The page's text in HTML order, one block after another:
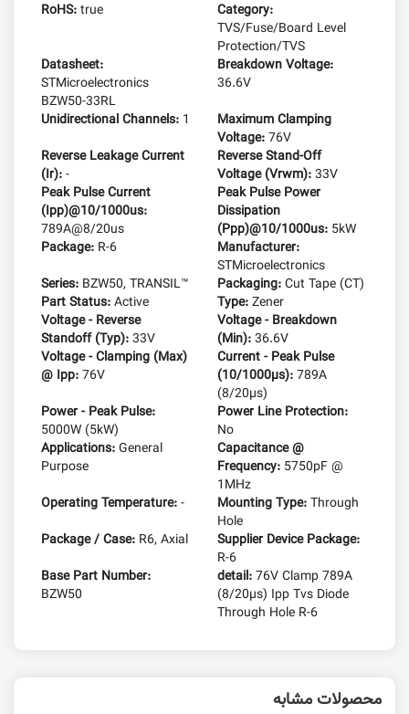
RoHS:true
Category:
TVS/Fuse/Board Level
Protection/TVS
Datasheet:
STMicroelectronics
BZW50-33RL
Breakdown Voltage:
36.6V
Unidirectional Channels: 1
Maximum Clamping
Voltage:76V
Reverse Leakage Current
(Ir):-
Reverse Stand-Off
Voltage (Vrwm):33V
Peak Pulse Current
(Ipp)@10/1000us:
789A@8/20us
Peak Pulse Power
Dissipation
(Ppp)@10/1000us: 5kW
Package: R-6
Manufacturer:
STMicroelectronics
Series: BZW50, TRANSIL™ Packaging:Cut Tape (CT)
Part Status:Active Type:Zener
Voltage - Reverse
Standoff (Typ):33V
Voltage - Breakdown
(Min):36.6V
Voltage - Clamping (Max)
@ Ipp:76V
Current - Peak Pulse
(10/1000µs):789A
(8/20µs)
Power - Peak Pulse:
5000W (5kW)
Power Line Protection:
No
Applications:General
Purpose
Capacitance @
Frequency: 5750pF @
1MHz
Operating Temperature:- Mounting Type:Through
Hole
Package / Case: R6, Axial
Supplier Device Package:
R-6
Base Part Number:
BZW50
detail:76V Clamp 789A
(8/20µs) Ipp Tvs Diode
Through Hole R-6
محصولات مشابه